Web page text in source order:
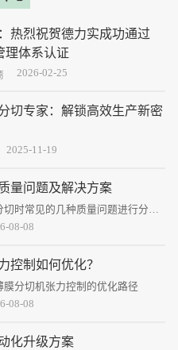
热烈祝贺德力实成功通过
理体系认证
史上一个熠熠生辉的里程碑，更
2026-02-25
切专家：解锁高效生产新密
产中的一个环节，但其精度、效
2025-11-19
量问题及解决方案
切时常见的几种质量问题进行分
决措施。
08-08
控制如何优化？
膜分切机张力控制的优化路径
08-08
化升级方案